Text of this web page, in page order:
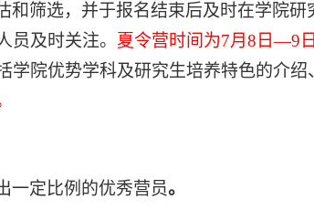
和筛选，并于报名结束后及时在学院研
员及时关注。 夏令营时间为7月8 日—9 日
学院优势学科及研究生培养特色的介绍
一定比例的优秀营员。